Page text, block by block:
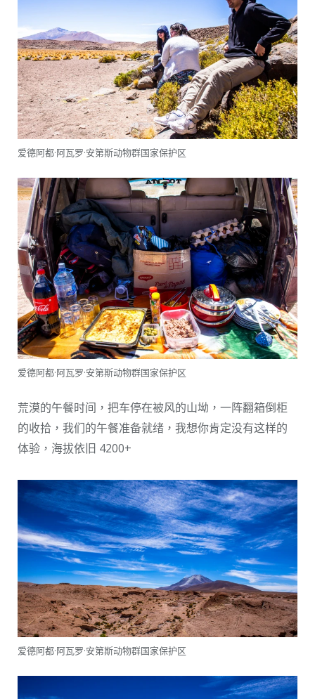
爱德阿都·阿瓦罗·安第斯动物群国家保护区
爱德阿都·阿瓦罗·安第斯动物群国家保护区
荒漠的午餐时间，把车停在被风的山坳，一阵翻箱倒柜
的收拾，我们的午餐准备就绪，我想你肯定没有这样的
体验，海拔依旧 4200+
爱德阿都·阿瓦罗·安第斯动物群国家保护区